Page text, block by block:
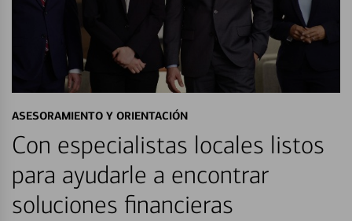
ASESORAMIENTO Y ORIENTACIÓN
Con especialistas locales listos
para ayudarle a encontrar
soluciones financieras